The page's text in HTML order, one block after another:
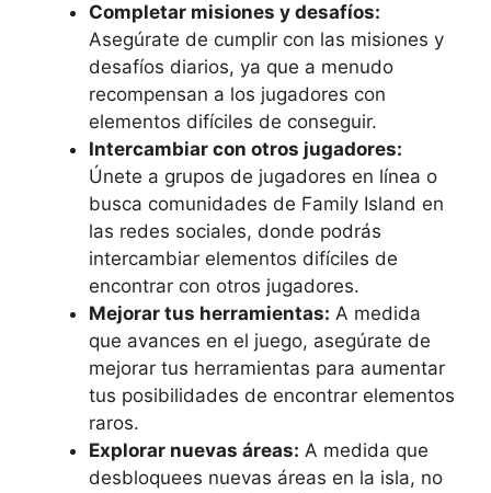
Completar misiones y desafíos:
Asegúrate de cumplir con las misiones y
desafíos diarios, ya que a menudo
recompensan a los jugadores con
elementos difíciles de conseguir.
Intercambiar con otros jugadores:
Únete a grupos de jugadores en línea o
busca comunidades de Family Island en
las redes sociales, donde podrás
intercambiar elementos difíciles de
encontrar con otros jugadores.
Mejorar tus herramientas: A medida
que avances en el juego, asegúrate de
mejorar tus herramientas para aumentar
tus posibilidades de encontrar elementos
raros.
Explorar nuevas áreas: A medida que
desbloquees nuevas áreas en la isla, no